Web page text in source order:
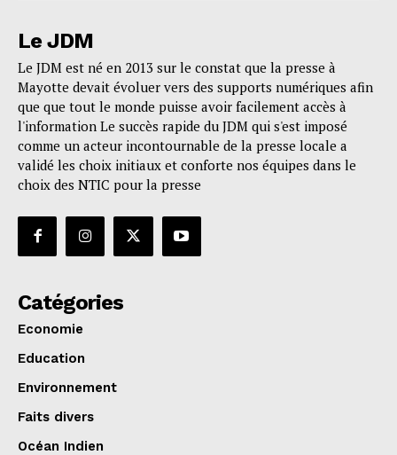
Le JDM
Le JDM est né en 2013 sur le constat que la presse à
Mayotte devait évoluer vers des supports numériques afin
que que tout le monde puisse avoir facilement accès à
l'information Le succès rapide du JDM qui s'est imposé
comme un acteur incontournable de la presse locale a
validé les choix initiaux et conforte nos équipes dans le
choix des NTIC pour la presse
Catégories
Economie
Education
Environnement
Faits divers
Océan Indien